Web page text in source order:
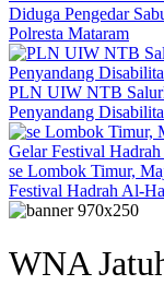
Diduga Pengedar
Polresta Mataram
PLN UIW NTB
Penyandang
se Lombok Timur,
Festival Hadrah Al-
WNA